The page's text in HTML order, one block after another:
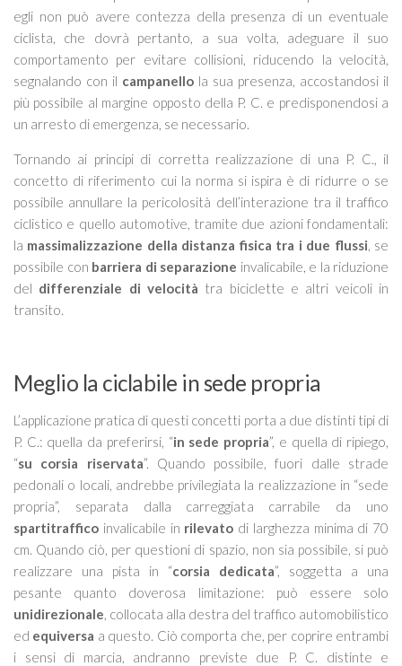
egli non può avere contezza della presenza di un eventuale
ciclista, che dovrà pertanto, a sua volta, adeguare il suo
comportamento per evitare collisioni, riducendo la velocità,
segnalando con il campanello la sua presenza, accostandosi il
più possibile al margine opposto della P. C. e predisponendosi a
un arresto di emergenza, se necessario.
Tornando ai principi di corretta realizzazione di una P. C., il
concetto di riferimento cui la norma si ispira è di ridurre o se
possibile annullare la pericolosità dell’interazione tra il traffico
ciclistico e quello automotive, tramite due azioni fondamentali:
la massimalizzazione della distanza fisica tra i due flussi, se
possibile con barriera di separazione invalicabile, e la riduzione
del differenziale di velocità tra biciclette e altri veicoli in
transito.
Meglio la ciclabile in sede propria
L’applicazione pratica di questi concetti porta a due distinti tipi di
P. C.: quella da preferirsi, “in sede propria”, e quella di ripiego,
“su corsia riservata”. Quando possibile, fuori dalle strade
pedonali o locali, andrebbe privilegiata la realizzazione in “sede
propria”, separata dalla carreggiata carrabile da uno
spartitraffico invalicabile in rilevato di larghezza minima di 70
cm. Quando ciò, per questioni di spazio, non sia possibile, si può
realizzare una pista in “corsia dedicata”, soggetta a una
pesante quanto doverosa limitazione: può essere solo
unidirezionale, collocata alla destra del traffico automobilistico
ed equiversa a questo. Ciò comporta che, per coprire entrambi
i sensi di marcia, andranno previste due P. C. distinte e